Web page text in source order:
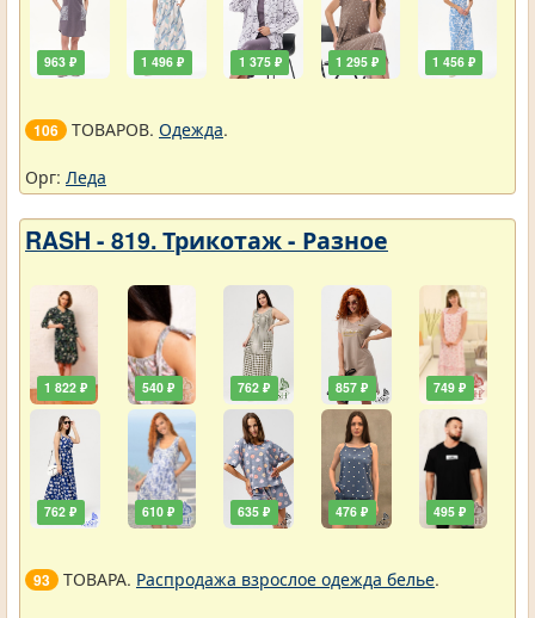
963 ₽ 1 496 ₽ 1 375 ₽ 1 295 ₽ 1 456 ₽
106 ТОВАРОВ. Одежда.
Орг: Леда
RASH - 819. Трикотаж - Разное
1 822 ₽
762 ₽
540 ₽
610 ₽
762 ₽
635 ₽
857 ₽
476 ₽
749 ₽
495 ₽
93 ТОВАРА. Распродажа взрослое одежда белье.